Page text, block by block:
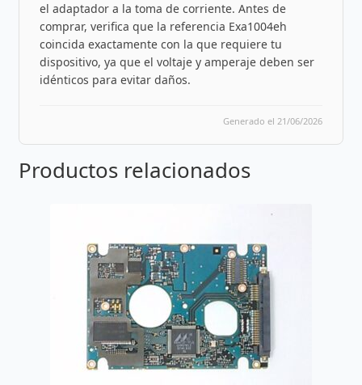
el adaptador a la toma de corriente. Antes de
comprar, verifica que la referencia Exa1004eh
coincida exactamente con la que requiere tu
dispositivo, ya que el voltaje y amperaje deben ser
idénticos para evitar daños.
Generado el 21/06/2026
Productos relacionados